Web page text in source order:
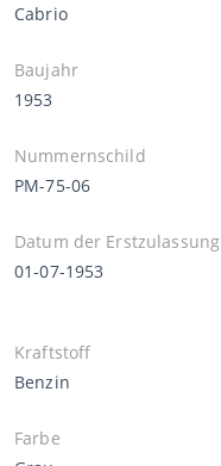
Cabrio
Baujahr
1953
Nummernschild
PM-75-06
Datum der Erstzulassung
01-07-1953
Kraftstoff
Benzin
Farbe